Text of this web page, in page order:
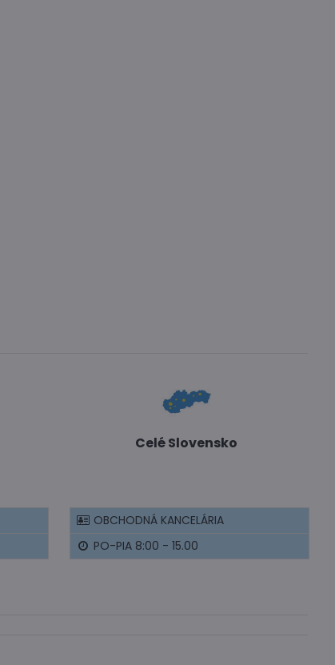
Celé Slovensko
OBCHODNÁ KANCELÁRIA
PO-PIA 8:00 - 15.00